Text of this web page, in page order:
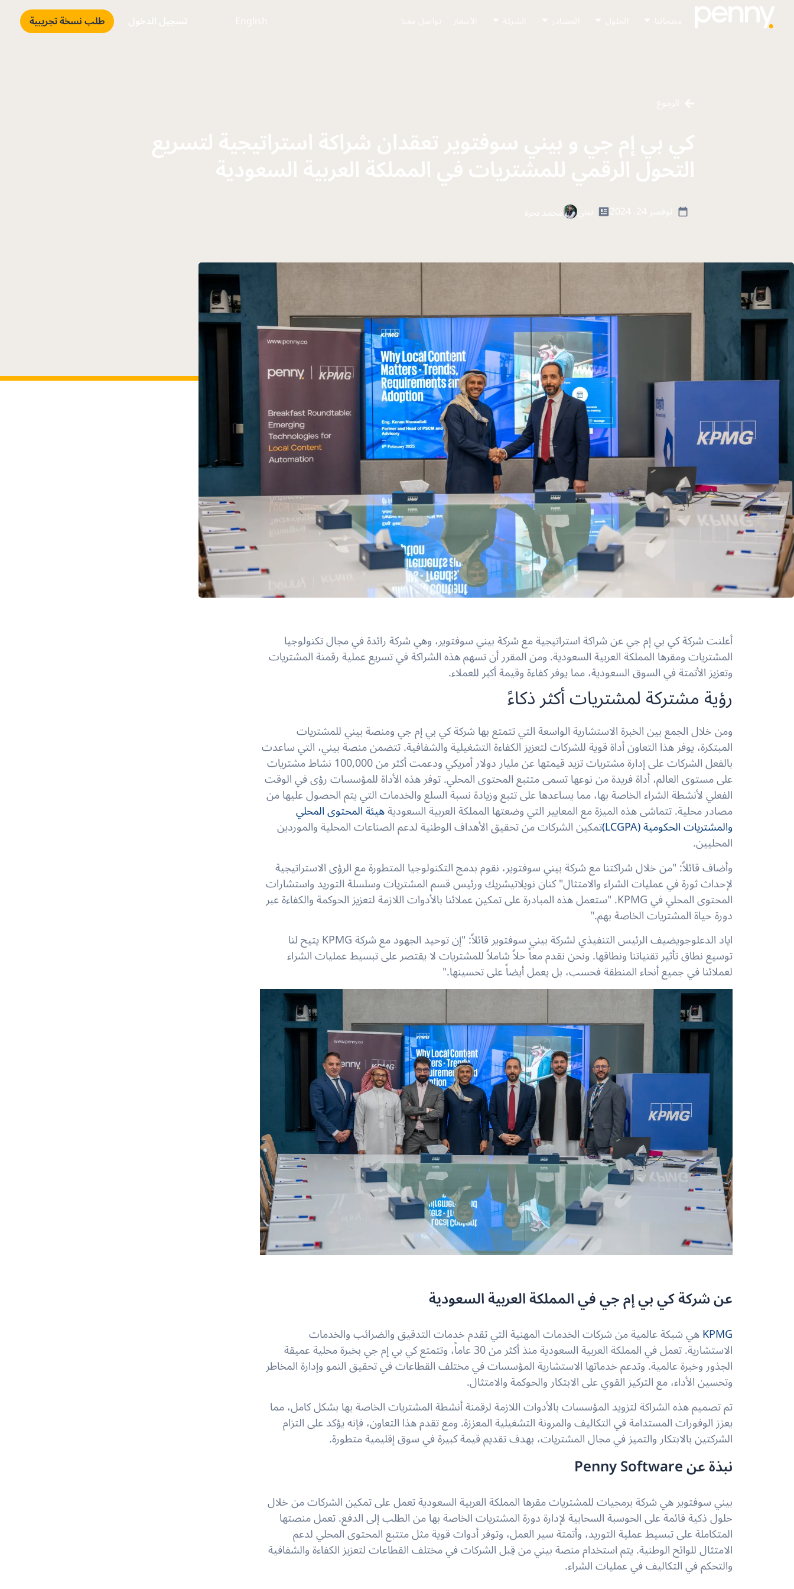
طلب نسخة تجريبية
بيني
أعلنت شركة كي بي إم جي عن شراكة استراتيجية مع شركة بيني سوفتوير، وهي شركة رائدة في مجال تكنولوجيا
المشتريات ومقرها المملكة العربية السعودية. ومن المقرر أن تسهم هذه الشراكة في تسريع عملية رقمنة المشتريات
وتعزيز الأتمتة في السوق السعودية، مما يوفر كفاءة وقيمة أكبر للعملاء.
رؤية مشتركة لمشتريات أكثر ذكاءً
ومن خلال الجمع بين الخبرة الاستشارية الواسعة التي تتمتع بها شركة كي بي إم جي ومنصة بيني للمشتريات
المبتكرة، يوفر هذا التعاون أداة قوية للشركات لتعزيز الكفاءة التشغيلية والشفافية. تتضمن منصة بيني، التي ساعدت
بالفعل الشركات على إدارة مشتريات تزيد قيمتها عن مليار دولار أمريكي ودعمت أكثر من 100,000 نشاط مشتريات
على مستوى العالم، أداة فريدة من نوعها تسمىمتتبع المحتوى المحلي. توفر هذه الأداة للمؤسسات رؤى في الوقت
الفعلي لأنشطة الشراء الخاصة بها، مما يساعدها على تتبع وزيادة نسبة السلع والخدمات التي يتم الحصول عليها من
مصادر محلية. تتماشى هذه الميزة مع المعايير التي وضعتها المملكة العربية السعوديةهيئة المحتوى المحلي
والمشتريات الحكومية (LCGPA) تمكين الشركات من تحقيق الأهداف الوطنية لدعم الصناعات المحلية والموردين
المحليين.
وأضاف قائلاً: "من خلال شراكتنا مع شركة بيني سوفتوير، نقوم بدمج التكنولوجيا المتطورة مع الرؤى الاستراتيجية
لإحداث ثورة في عمليات الشراء والامتثال"كنان نويلاتيشريك ورئيس قسم المشتريات وسلسلة التوريد واستشارات
المحتوى المحلي في KPMG. "ستعمل هذه المبادرة على تمكين عملائنا بالأدوات اللازمة لتعزيز الحوكمة والكفاءة عبر
دورة حياة المشتريات الخاصة بهم."
اياد الدعلوج
ويضيف الرئيس التنفيذي لشركة بيني سوفتوير قائلاً: "إن توحيد الجهود مع شركة KPMG يتيح لنا
توسيع نطاق تأثير تقنياتنا ونطاقها. ونحن نقدم معاً حلاً شاملاً للمشتريات لا يقتصر على تبسيط عمليات الشراء
لعملائنا في جميع أنحاء المنطقة فحسب، بل يعمل أيضاً على تحسينها."
عن شركة كي بي إم جي في المملكة العربية السعودية
KPMGهي شبكة عالمية من شركات الخدمات المهنية التي تقدم خدمات التدقيق والضرائب والخدمات
الاستشارية. تعمل في المملكة العربية السعودية منذ أكثر من 30 عاماً، وتتمتع كي بي إم جي بخبرة محلية عميقة
الجذور وخبرة عالمية. وتدعم خدماتها الاستشارية المؤسسات في مختلف القطاعات في تحقيق النمو وإدارة المخاطر
وتحسين الأداء، مع التركيز القوي على الابتكار والحوكمة والامتثال.
تم تصميم هذه الشراكة لتزويد المؤسسات بالأدوات اللازمة لرقمنة أنشطة المشتريات الخاصة بها بشكل كامل، مما
يعزز الوفورات المستدامة في التكاليف والمرونة التشغيلية المعززة. ومع تقدم هذا التعاون، فإنه يؤكد على التزام
الشركتين بالابتكار والتميز في مجال المشتريات، بهدف تقديم قيمة كبيرة في سوق إقليمية متطورة.
نبذة عن Penny Software
بيني سوفتوير هي شركة برمجيات للمشتريات مقرها المملكة العربية السعودية تعمل على تمكين الشركات من خلال
حلول ذكية قائمة على الحوسبة السحابية لإدارة دورة المشتريات الخاصة بها من الطلب إلى الدفع. تعمل منصتها
المتكاملة على تبسيط عملية التوريد، وأتمتة سير العمل، وتوفر أدوات قوية مثل متتبع المحتوى المحلي لدعم
الامتثال للوائح الوطنية. يتم استخدام منصة بيني من قِبل الشركات في مختلف القطاعات لتعزيز الكفاءة والشفافية
والتحكم في التكاليف في عمليات الشراء.